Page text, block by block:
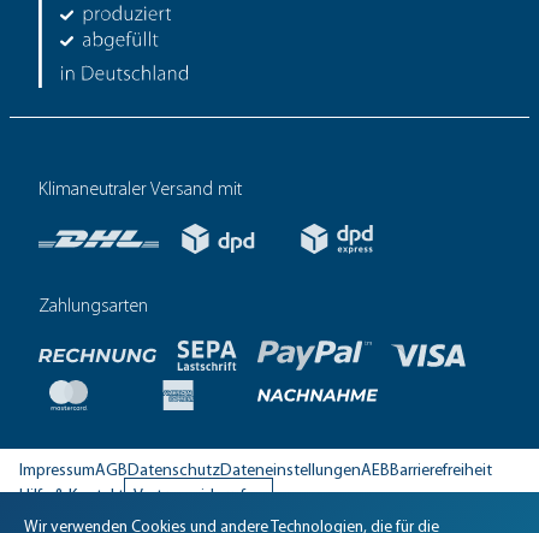
Klimaneutraler Versand mit
Zahlungsarten
ImpressumAGBDatenschutzDateneinstellungenAEBBarrierefreiheit
Hilfe & Kontakt Vertrag widerrufen
Wir verwenden Cookies und andere Technologien, die für die